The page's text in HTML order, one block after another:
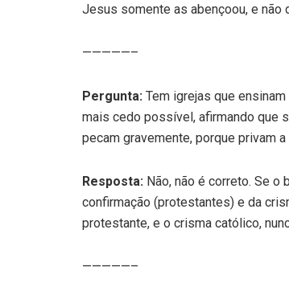
Jesus somente as abençoou, e
—————–
Pergunta: Tem igrejas que
mais cedo possível, afirmando que
pecam gravemente, porque privam
Resposta: Não, não é correto. Se
confirmação (protestantes) e da
protestante, e o crisma católico,
—————–